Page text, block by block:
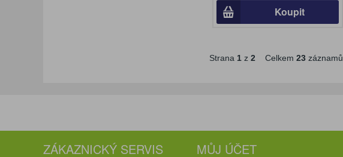
Koupit
Strana 1z 2 Celkem 23záznamů
ZÁKAZNICKÝ SERVIS MŮJ ÚČET